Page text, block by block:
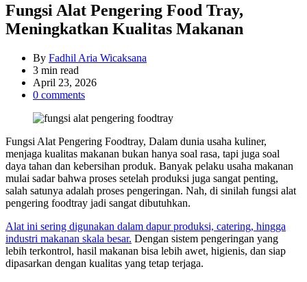
Fungsi Alat Pengering Food Tray,
Meningkatkan Kualitas Makanan
By Fadhil Aria Wicaksana
Estimated
read
time
3 min read
April 23, 2026
0 comments
Fungsi Alat Pengering Foodtray, Dalam dunia usaha kuliner,
menjaga kualitas makanan bukan hanya soal rasa, tapi juga soal
daya tahan dan kebersihan produk. Banyak pelaku usaha makanan
mulai sadar bahwa proses setelah produksi juga sangat penting,
salah satunya adalah proses pengeringan. Nah, di sinilah fungsi alat
pengering foodtray jadi sangat dibutuhkan.
Alat ini sering digunakan dalam dapur produksi, catering, hingga
industri makanan skala besar. Dengan sistem pengeringan yang
lebih terkontrol, hasil makanan bisa lebih awet, higienis, dan siap
dipasarkan dengan kualitas yang tetap terjaga.